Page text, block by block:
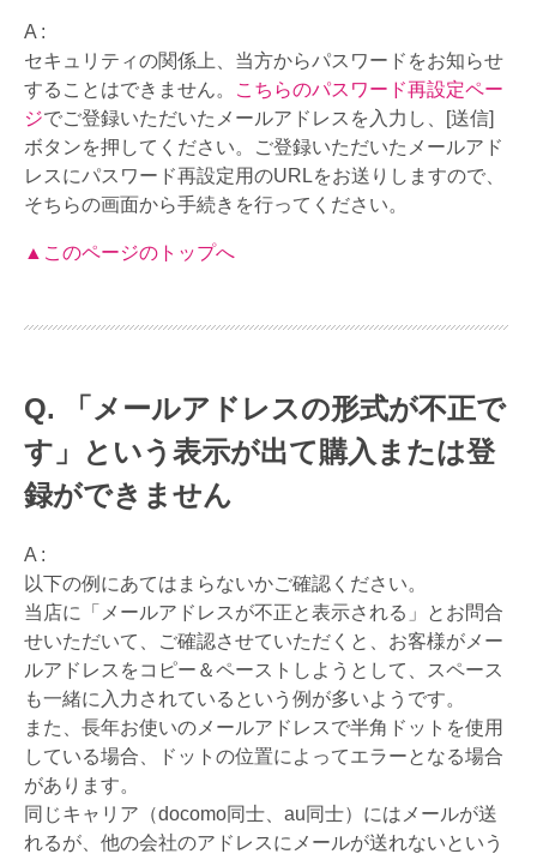
A :
セキュリティの関係上、当方からパスワードをお知らせ
することはできません。
こちらのパスワード再設定ペー
ジでご登録いただいたメールアドレスを入力し、[送信]
ボタンを押してください。ご登録いただいたメールアド
レスにパスワード再設定用のURLをお送りしますので、
そちらの画面から手続きを行ってください。
▲このページのトップへ
「メールアドレスの形式が不正で
す」という表示が出て購入または登
録ができません
A :
以下の例にあてはまらないかご確認ください。
当店に「メールアドレスが不正と表示される」とお問合
せいただいて、ご確認させていただくと、お客様がメー
ルアドレスをコピー＆ペーストしようとして、スペース
も一緒に入力されているという例が多いようです。
また、長年お使いのメールアドレスで半角ドットを使用
している場合、ドットの位置によってエラーとなる場合
があります。
同じキャリア（docomo同士、au同士）にはメールが送
れるが、他の会社のアドレスにメールが送れないという